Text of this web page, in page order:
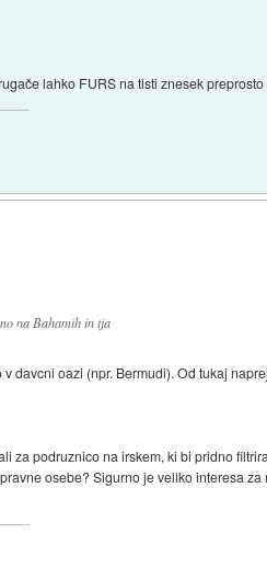
lahko FURS na tisti znesek
na Bahamih in tja
davcni oazi (npr. Bermudi). Od tukaj
za podruznico na irskem, ki bi pridno
osebe? Sigurno je veliko interesa